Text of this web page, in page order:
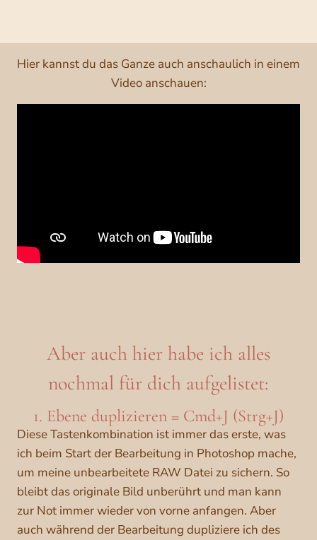
Hier kannst du das Ganze auch anschaulich in einem
Video anschauen:
Aber auch hier habe ich alles
nochmal für dich aufgelistet:
1. Ebene duplizieren = Cmd+J (Strg+J)
Diese Tastenkombination ist immer das erste, was
ich beim Start der Bearbeitung in Photoshop mache,
um meine unbearbeitete RAW Datei zu sichern. So
bleibt das originale Bild unberührt und man kann
zur Not immer wieder von vorne anfangen. Aber
auch während der Bearbeitung dupliziere ich des